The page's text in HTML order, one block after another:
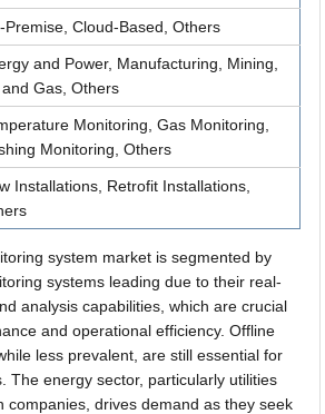
Premise, Cloud-Based, Others
and Power, Manufacturing, Mining,
and Gas, Others
Monitoring, Gas Monitoring,
Monitoring, Others
Installations, Retrofit Installations,
system market is segmented by
systems leading due to their real-
analysis capabilities, which are crucial
and operational efficiency. Offline
less prevalent, are still essential for
The energy sector, particularly utilities
companies, drives demand as they seek